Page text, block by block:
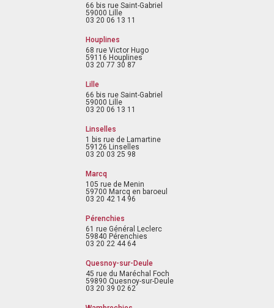
66 bis rue Saint-Gabriel
59000 Lille
03 20 06 13 11
Houplines
68 rue Victor Hugo
59116 Houplines
03 20 77 30 87
Lille
66 bis rue Saint-Gabriel
59000 Lille
03 20 06 13 11
Linselles
1 bis rue de Lamartine
59126 Linselles
03 20 03 25 98
Marcq
105 rue de Menin
59700 Marcq en baroeul
03 20 42 14 96
Pérenchies
61 rue Général Leclerc
59840 Pérenchies
03 20 22 44 64
Quesnoy-sur-Deule
45 rue du Maréchal Foch
59890 Quesnoy-sur-Deule
03 20 39 02 62